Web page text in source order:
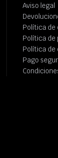
Aviso legal
Política de
Política de
Política de
Pago